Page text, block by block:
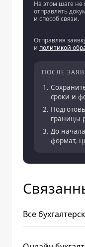
На этом шаге не
отправлять
и способ связи.
Отправляя
и политикой
ПОСЛЕ
сроки и
границы
До
формат,
Все